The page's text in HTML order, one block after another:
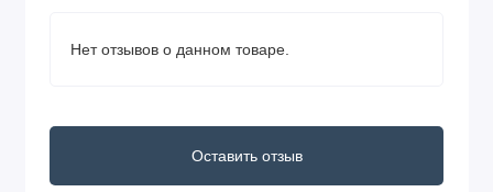
Нет отзывов о данном товаре.
Оставить отзыв